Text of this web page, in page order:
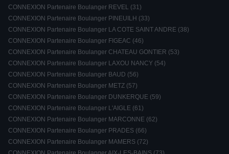
CONNEXION Partenaire Boulanger REVEL (31)
CONNEXION Partenaire Boulanger PINEUILH (33)
CONNEXION Partenaire Boulanger LA COTE SAINT ANDRE (38)
CONNEXION Partenaire Boulanger FIGEAC (46)
CONNEXION Partenaire Boulanger CHATEAU GONTIER (53)
CONNEXION Partenaire Boulanger LAXOU NANCY (54)
CONNEXION Partenaire Boulanger BAUD (56)
CONNEXION Partenaire Boulanger METZ (57)
CONNEXION Partenaire Boulanger DUNKERQUE (59)
CONNEXION Partenaire Boulanger L'AIGLE (61)
CONNEXION Partenaire Boulanger MARCONNE (62)
CONNEXION Partenaire Boulanger PRADES (66)
CONNEXION Partenaire Boulanger MAMERS (72)